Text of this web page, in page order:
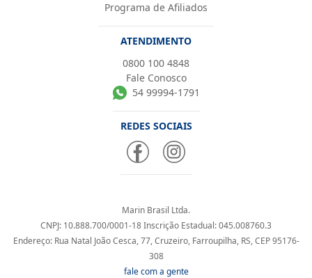
Programa de Afiliados
ATENDIMENTO
0800 100 4848
Fale Conosco
54 99994-1791
REDES SOCIAIS
Marin Brasil Ltda.
CNPJ: 10.888.700/0001-18 Inscrição Estadual: 045.008760.3
Endereço: Rua Natal João Cesca, 77, Cruzeiro, Farroupilha, RS, CEP 95176-
308
fale com a gente